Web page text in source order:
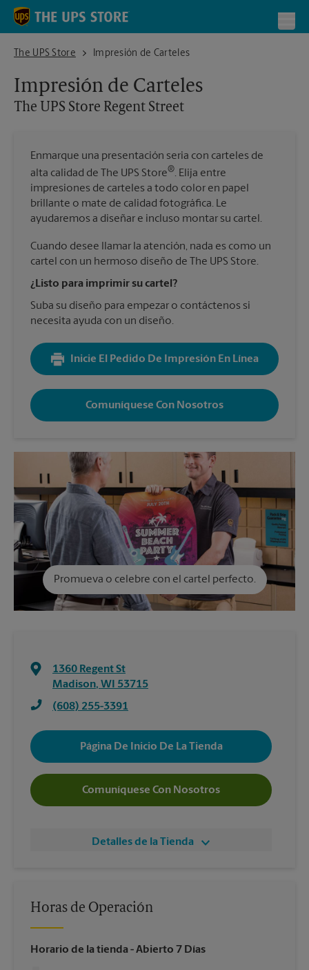
Skip to content
Return to Nav
The UPS Store
The UPS Store Regent StreetImpresión de Carteles
Impresión de Carteles
The UPS Store Regent Street
Enmarque una presentación seria con carteles de
alta calidad de The UPS Store®. Elija entre
impresiones de carteles a todo color en papel
brillante o mate de calidad fotográfica. Le
ayudaremos a diseñar e incluso montar su cartel.
Cuando desee llamar la atención, nada es como un
cartel con un hermoso diseño de The UPS Store.
¿Listo para imprimir su cartel?
Suba su diseño para empezar o contáctenos si
necesita ayuda con un diseño.
Inicie El Pedido De Impresión En Línea
Comuníquese Con Nosotros
Promueva o celebre con el cartel perfecto.
1360 Regent St
Madison, WI 53715
(608) 255-3391
Página De Inicio De La Tienda
Comuníquese Con Nosotros
Detalles de la Tienda
Horas de Operación
Horario de la tienda - Abierto 7 Días